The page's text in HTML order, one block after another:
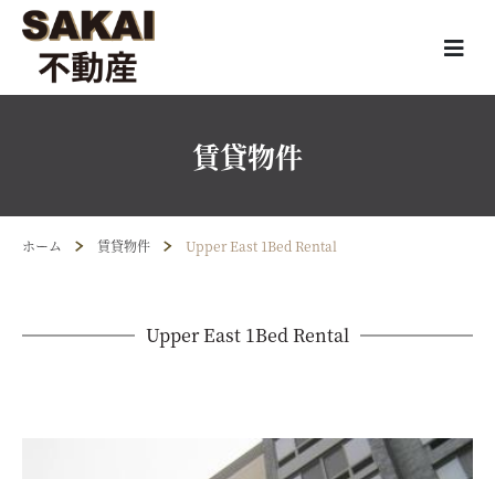
賃貸物件
ホーム 賃貸物件 Upper East 1Bed Rental
Upper East 1Bed Rental